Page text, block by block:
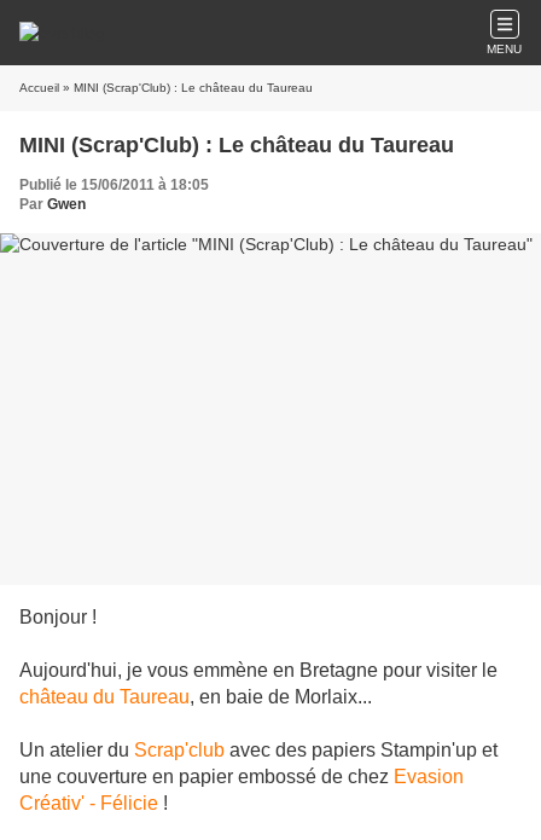
MENU
Accueil » MINI (Scrap'Club) : Le château du Taureau
MINI (Scrap'Club) : Le château du Taureau
Publié le 15/06/2011 à 18:05
Par Gwen
Bonjour !
Aujourd'hui, je vous emmène en Bretagne pour visiter le
château du Taureau, en baie de Morlaix...
Un atelier du Scrap'club avec des papiers Stampin'up et
une couverture en papier embossé de chez Evasion
Créativ' - Félicie !